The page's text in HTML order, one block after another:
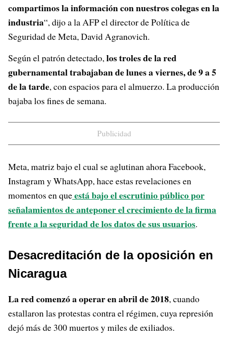
compartimos la información con nuestros colegas en la
industria“, dijo a la AFP el director de Política de
Seguridad de Meta, David Agranovich.
Según el patrón detectado,los troles de la red
gubernamental trabajaban de lunes a viernes, de 9 a 5
de la tarde, con espacios para el almuerzo. La producción
bajaba los fines de semana.
Publicidad
Meta, matriz bajo el cual se aglutinan ahora Facebook,
Instagram y WhatsApp, hace estas revelaciones en
momentos en queestá bajo el escrutinio público por
señalamientos de anteponer el crecimiento de la firma
frente a la seguridad de los datos de sus usuarios.
Desacreditación de la oposición en
Nicaragua
La red comenzó a operar en abril de 2018, cuando
estallaron las protestas contra el régimen, cuya represión
dejó más de 300 muertos y miles de exiliados.